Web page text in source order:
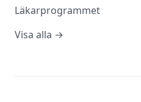
Läkarprogrammet
Visa alla →